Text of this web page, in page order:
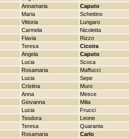
Annamaria
Caputo
Maria
Schettino
Vittoria
Lungaro
Carmela
Nicoletta
Flavia
Rizzo
Teresa
Cicoira
Angela
Caputo
Lucia
Scoca
Rosamaria
Maffucci
Lucia
Sepe
Cristina
Muro
Anna
Mesce
Giovanna
Milia
Lucia
Frucci
Teodora
Leone
Teresa
Quaranta
Rosamaria
Carlo